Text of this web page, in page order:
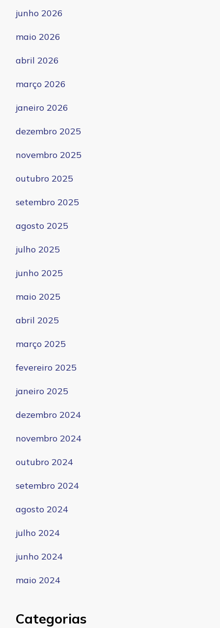
junho 2026
maio 2026
abril 2026
março 2026
janeiro 2026
dezembro 2025
novembro 2025
outubro 2025
setembro 2025
agosto 2025
julho 2025
junho 2025
maio 2025
abril 2025
março 2025
fevereiro 2025
janeiro 2025
dezembro 2024
novembro 2024
outubro 2024
setembro 2024
agosto 2024
julho 2024
junho 2024
maio 2024
Categorias